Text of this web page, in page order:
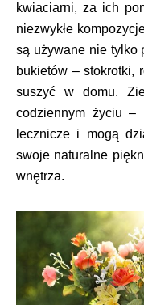
kwiaciarni, za ich
niezwykłe
są używane nie tylko
bukietów – stokrotki,
suszyć w domu.
codziennym życiu –
lecznicze i mogą
swoje naturalne
wnętrza.